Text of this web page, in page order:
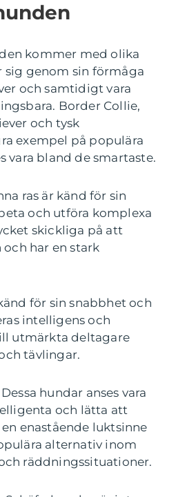
kommer med olika
sig genom sin förmåga
och samtidigt vara
Border Collie,
och tysk
exempel på populära
vara bland de smartaste.
ras är känd för sin
och utföra komplexa
skickliga på att
har en stark
för sin snabbhet och
intelligens och
utmärkta deltagare
tävlingar.
hundar anses vara
och lätta att
enastående luktsinne
alternativ inom
räddningssituationer.